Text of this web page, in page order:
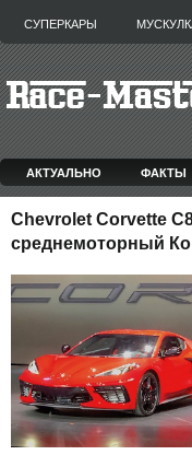
СУПЕРКАРЫ
АКТУАЛЬНО ФАКТЫ
Chevrolet Corvette
среднемоторный